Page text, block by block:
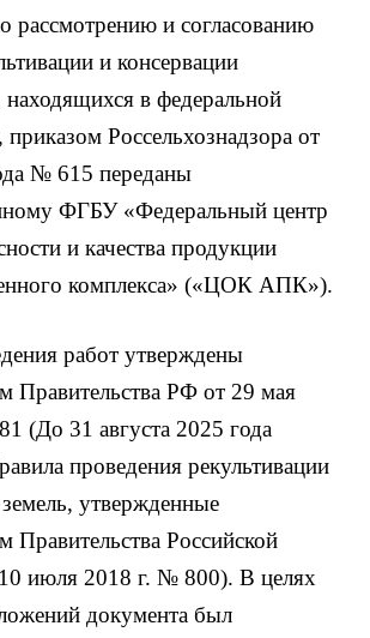
рассмотрению и согласованию
и консервации
находящихся в федеральной
приказом Россельхознадзора от
№ 615 переданы
ФГБУ «Федеральный центр
и качества продукции
комплекса» («ЦОК АПК»).
работ утверждены
Правительства РФ от 29 мая
(До 31 августа 2025 года
проведения рекультивации
утвержденные
Правительства Российской
июля 2018 г. № 800). В целях
документа был